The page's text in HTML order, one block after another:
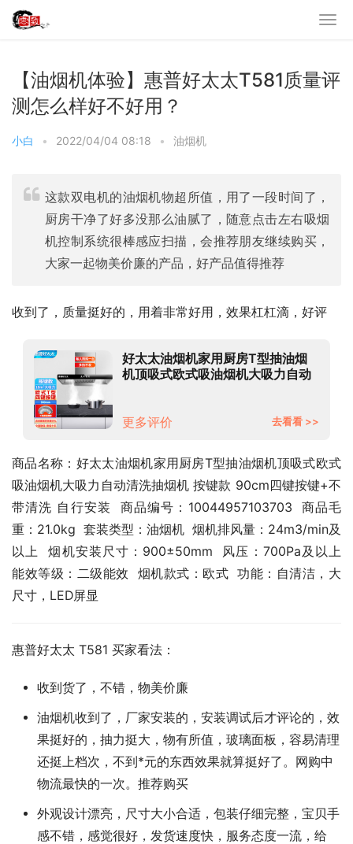
【油烟机体验】惠普好太太T581质量评
测怎么样好不好用？
小白 • 2022/04/04 08:18 • 油烟机
这款双电机的油烟机物超所值，用了一段时间了，
厨房干净了好多没那么油腻了，随意点击左右吸烟
机控制系统很棒感应扫描，会推荐朋友继续购买，
大家一起物美价廉的产品，好产品值得推荐
收到了，质量挺好的，用着非常好用，效果杠杠滴，好评
好太太油烟机家用厨房T型抽油烟
机顶吸式欧式吸油烟机大吸力自动
更多评价
去看看 >>
商品名称：好太太油烟机家用厨房T型抽油烟机顶吸式欧式
吸油烟机大吸力自动清洗抽烟机 按键款 90cm四键按键+不
带清洗 自行安装  商品编号：10044957103703  商品毛
重：21.0kg  套装类型：油烟机  烟机排风量：24m3/min及
以上  烟机安装尺寸：900±50mm  风压：700Pa及以上
能效等级：二级能效  烟机款式：欧式  功能：自清洁，大
尺寸，LED屏显
惠普好太太 T581 买家看法：
收到货了，不错，物美价廉
油烟机收到了，厂家安装的，安装调试后才评论的，效
果挺好的，抽力挺大，物有所值，玻璃面板，容易清理
还挺上档次，不到*元的东西效果就算挺好了。网购中
物流最快的一次。推荐购买
外观设计漂亮，尺寸大小合适，包装仔细完整，宝贝手
感不错，感觉很好，发货速度快，服务态度一流，给